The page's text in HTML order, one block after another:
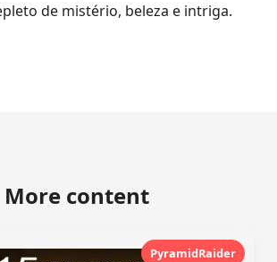
de mistério, beleza e intriga.
More content
PyramidRaider